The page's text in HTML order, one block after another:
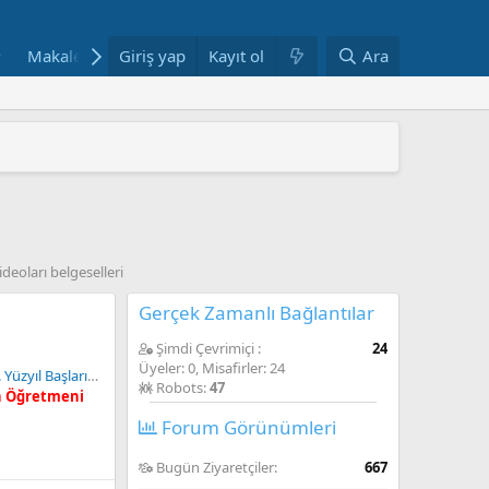
Makaleler Fotoğraflar Bloglar Haftanın
Giriş yap Kayıt ol Ara
DESTEKLENDİ
belgeselleri
Osmanlı Devleti ve Dünya Özeti
Öğretmeni
Gerçek Zamanlı Bağlantılar
Şimdi Çevrimiçi
24
Üyeler: 0, Misafirler: 24
Robots:47
Forum Görünümleri
Bugün Ziyaretçiler 667